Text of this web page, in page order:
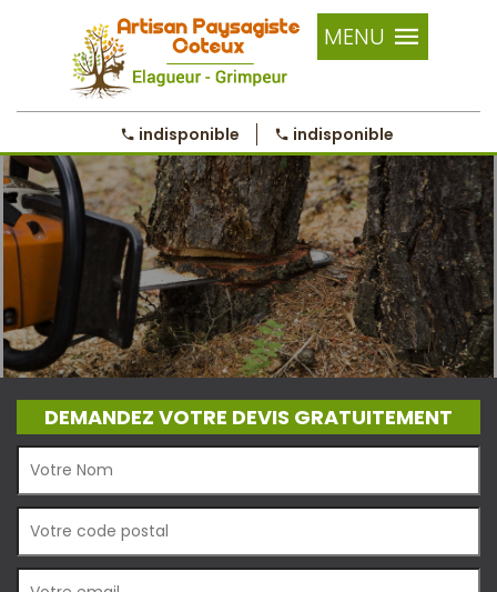
MENU
indisponible indisponible
DEMANDEZ VOTRE DEVIS GRATUITEMENT